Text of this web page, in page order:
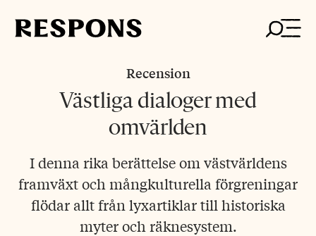
Recension
Västliga dialoger med
omvärlden
I denna rika berättelse om västvärldens
framväxt och mångkulturella förgreningar
flödar allt från lyxartiklar till historiska
myter och räknesystem.